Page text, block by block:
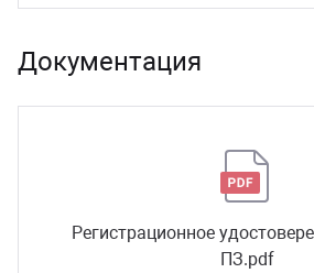
Документация
Регистрационное
ПЗ.pdf